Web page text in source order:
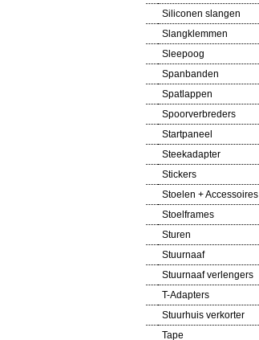
Siliconen slangen
Slangklemmen
Sleepoog
Spanbanden
Spatlappen
Spoorverbreders
Startpaneel
Steekadapter
Stickers
Stoelen + Accessoires
Stoelframes
Sturen
Stuurnaaf
Stuurnaaf verlengers
T-Adapters
Stuurhuis verkorter
Tape